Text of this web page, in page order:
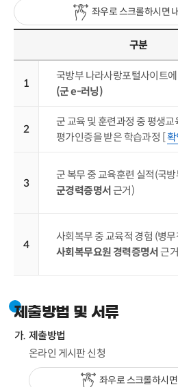
좌우로 스크롤하시면
구분
1
국방부 나라사랑포털사이트
(군 e-러닝)
2
군 교육 및 훈련과정 중 평생교
평가인증을 받은 학습과정 [
3
군 복무 중 교육훈련 실적(국
군경력증명서 근거)
4
사회복무 중 교육적 경험 (병
사회복무요원 경력증명서 근
제출방법 및 서류
제출방법
온라인 게시판 신청
좌우로 스크롤하시